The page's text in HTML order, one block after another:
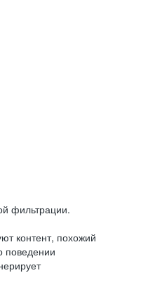
фильтрации.
контент, похожий
поведении